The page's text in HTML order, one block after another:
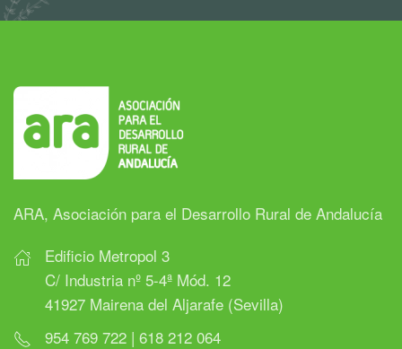
ARA, Asociación para el Desarrollo Rural de Andalucía
Edificio Metropol 3
C/ Industria nº 5-4ª Mód. 12
41927 Mairena del Aljarafe (Sevilla)
954 769 722 | 618 212 064